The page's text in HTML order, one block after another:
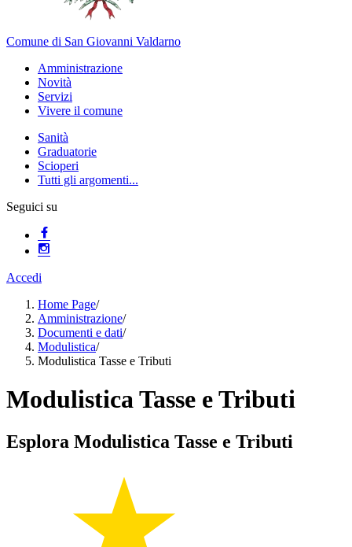
Comune di San Giovanni Valdarno
Amministrazione
Novità
Servizi
Vivere il comune
Sanità
Graduatorie
Scioperi
Tutti gli argomenti...
Seguici su
Accedi
Home Page/
Amministrazione/
Documenti e dati/
Modulistica/
Modulistica Tasse e Tributi
Modulistica Tasse e Tributi
Esplora Modulistica Tasse e Tributi